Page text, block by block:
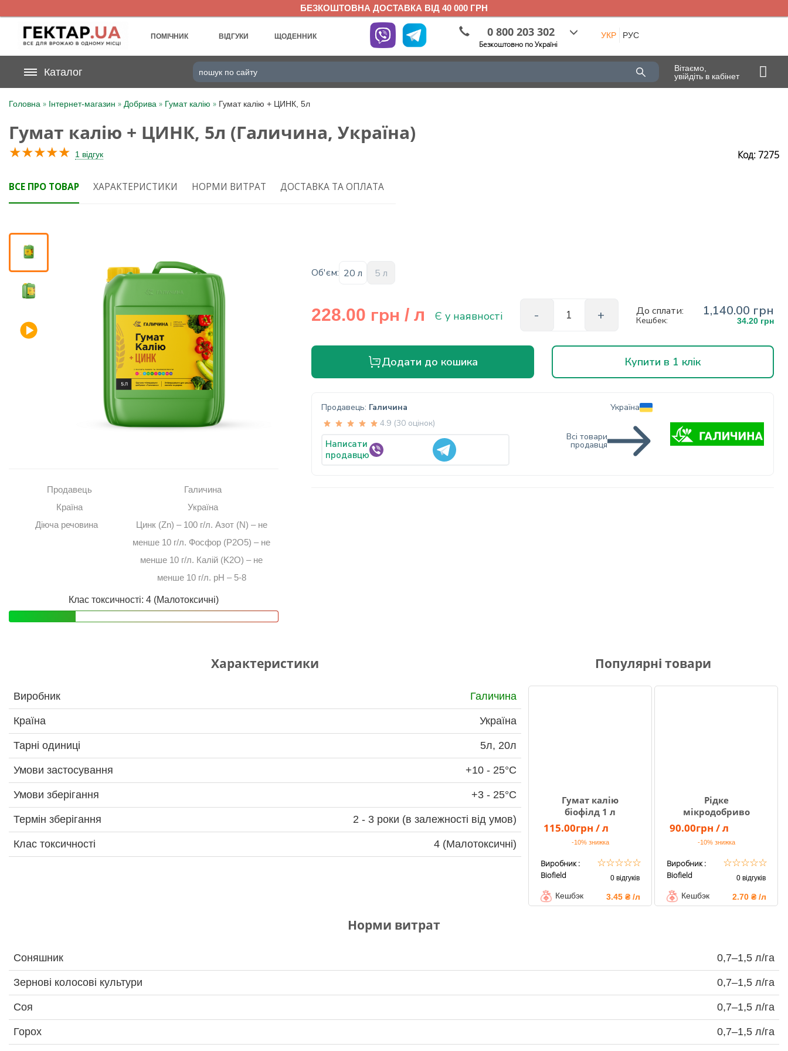
БЕЗКОШТОВНА ДОСТАВКА ВІД 40 000 ГРН
ПОМІЧНИК ВІДГУКИ ЩОДЕННИК 0 800 203 302
Безкоштовно по Україні
УКР РУС
UA
На вашому
бонусному рахунку
Щоденник
Відгуки
Кошик
0 800 203
Каталог
Вітаємо,
увійдіть в кабінет
Головна » Інтернет-магазин » Добрива » Гумат калію » Гумат калію + ЦИНК, 5л
Гумат калію + ЦИНК, 5л (Галичина, Україна)
★★★★★ 1 відгук Код: 7275
ВСЕ ПРО ТОВАР ХАРАКТЕРИСТИКИ НОРМИ ВИТРАТ ДОСТАВКА ТА ОПЛАТА
Продавець
Галичина
Країна
Україна
Діюча речовина
Цинк (Zn) – 100 г/л. Азот (N) – не
менше 10 г/л. Фосфор (P2O5) – не
менше 10 г/л. Калій (K2O) – не
менше 10 г/л. pH – 5-8
Клас токсичності: 4 (Малотоксичні)
Об'єм: 20 л 5 л
228.00 грн/ л Є у наявності До сплати: 1,140.00 грн
Кешбек: 34.20 грн
Додати до кошика Купити в 1 клік
Продавець: Галичина
4.9 (30 оцінок)
Написати
продавцю
Україна
Всі товари
продавця
Характеристики
Виробник Галичина
Країна Україна
Тарні одиниці 5л, 20л
Умови застосування +10 - 25°С
Умови зберігання +3 - 25°С
Термін зберігання 2 - 3 роки (в залежності від умов)
Клас токсичності 4 (Малотоксичні)
Популярні товари
Гумат калію
біофілд 1 л
115.00грн / л
-10%знижка
Виробник :
Biofield
☆☆☆☆☆
0 відгуків
Кешбэк 3.45 ₴ /л
Рідке
мікродобриво
Гумат калію
біофілд
90.00грн / л
-10%знижка
Виробник :
Biofield
☆☆☆☆☆
0 відгуків
Кешбэк 2.70 ₴ /л
Норми витрат
Соняшник 0,7–1,5 л/га
Зернові колосові культури 0,7–1,5 л/га
Соя 0,7–1,5 л/га
Горох 0,7–1,5 л/га